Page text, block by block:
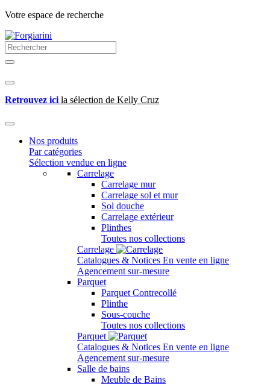
Votre espace de recherche
Retrouvez ici la sélection de Kelly Cruz
Nos produits
Par catégories
Sélection vendue en ligne
Carrelage
Carrelage mur
Carrelage sol et mur
Sol douche
Carrelage extérieur
Plinthes
Toutes nos collections
Carrelage
Catalogues & Notices En vente en ligne
Agencement sur-mesure
Parquet
Parquet Contrecollé
Plinthe
Sous-couche
Toutes nos collections
Parquet
Catalogues & Notices En vente en ligne
Agencement sur-mesure
Salle de bains
Meuble de Bains